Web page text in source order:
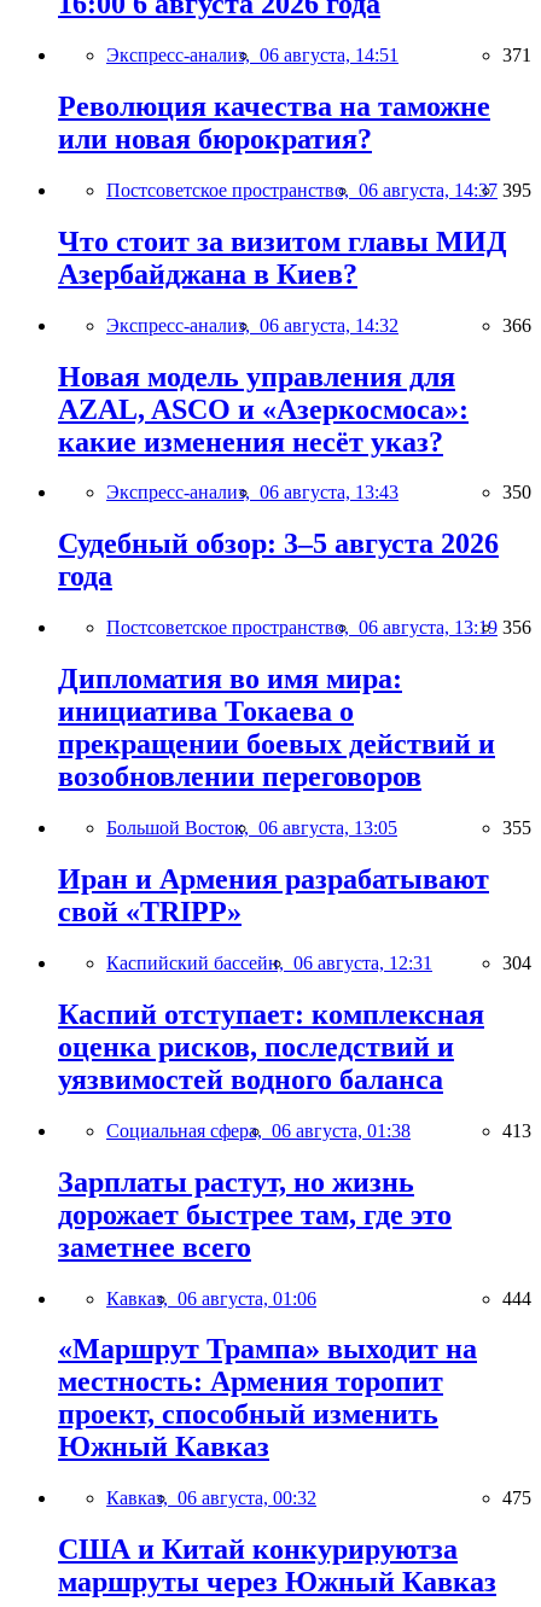
Экспресс-анализ, 06 августа, 14:51 371
Революция качества на таможне
или новая бюрократия?
Постсоветское пространство, 06 августа, 14:37 395
Что стоит за визитом главы МИД
Азербайджана в Киев?
Экспресс-анализ, 06 августа, 14:32 366
Новая модель управления для
AZAL, ASCO и «Азеркосмоса»:
какие изменения несёт указ?
Экспресс-анализ, 06 августа, 13:43 350
Судебный обзор: 3–5 августа 2026
года
Постсоветское пространство, 06 августа, 13:19 356
Дипломатия во имя мира:
инициатива Токаева о
прекращении боевых действий и
возобновлении переговоров
Большой Восток, 06 августа, 13:05 355
Иран и Армения разрабатывают
свой «TRIPP»
Каспийский бассейн, 06 августа, 12:31 304
Каспий отступает: комплексная
оценка рисков, последствий и
уязвимостей водного баланса
Социальная сфера, 06 августа, 01:38 413
Зарплаты растут, но жизнь
дорожает быстрее там, где это
заметнее всего
Кавказ, 06 августа, 01:06 444
«Маршрут Трампа» выходит на
местность: Армения торопит
проект, способный изменить
Южный Кавказ
Кавказ, 06 августа, 00:32 475
США и Китай конкурируютза
маршруты через Южный Кавказ